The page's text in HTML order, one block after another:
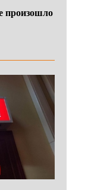
произошло